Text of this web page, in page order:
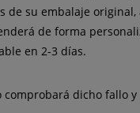
su embalaje
de forma
en 2-3 días.
dicho fallo